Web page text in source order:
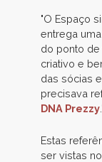
"O Espaço
entrega
do ponto de
criativo e
das sócias
precisava
DNA Prezzy
Estas
ser vistas